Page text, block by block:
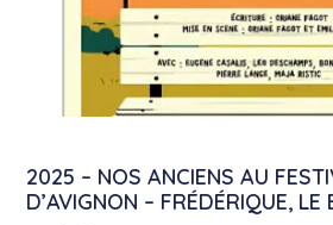
2025 – NOS ANCIENS AU
D’AVIGNON – FRÉDÉRIQUE, LE